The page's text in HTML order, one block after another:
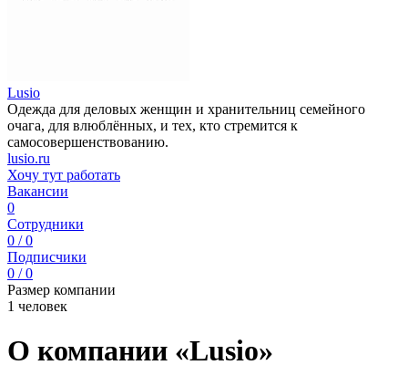
Lusio
Одежда для деловых женщин и хранительниц семейного
очага, для влюблённых, и тех, кто стремится к
самосовершенствованию.
lusio.ru
Хочу тут работать
Вакансии
0
Сотрудники
0 / 0
Подписчики
0 / 0
Размер компании
1 человек
О компании «Lusio»